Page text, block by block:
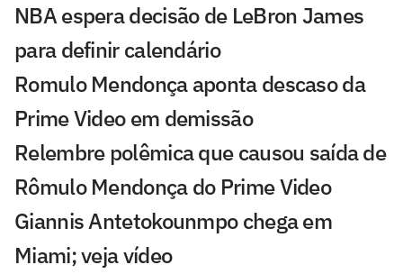
NBA espera decisão de LeBron James
para definir calendário
Romulo Mendonça aponta descaso da
Prime Video em demissão
Relembre polêmica que causou saída de
Rômulo Mendonça do Prime Video
Giannis Antetokounmpo chega em
Miami; veja vídeo